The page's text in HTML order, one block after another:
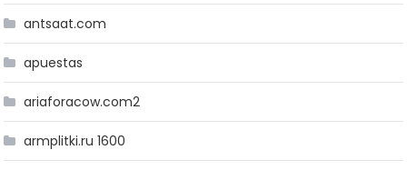
antsaat.com
apuestas
ariaforacow.com2
armplitki.ru 1600